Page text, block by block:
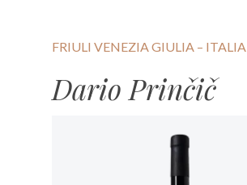
FRIULI VENEZIA GIULIA – ITALIA
Dario Prinčič